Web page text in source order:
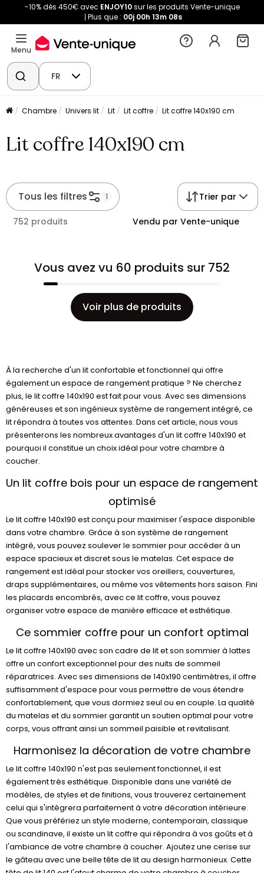
-10% dès 450€ avec ENJOY10sur les produits Vente-unique
Plus que : 00j 00h 13m 08s
Menu
FR
Chambre Univers lit Lit Lit coffre Lit coffre 140x190 cm
Lit coffre 140x190 cm
Tous les filtres 1 Trier par
752 produits Vendu par Vente-unique
Vous avez vu 60 produits sur 752
Voir plus de produits
À la recherche d'un lit confortable et fonctionnel qui offre
également un espace de rangement pratique ? Ne cherchez
plus, le lit coffre 140x190 est fait pour vous. Avec ses dimensions
généreuses et son ingénieux système de rangement intégré, ce
lit répondra à toutes vos attentes. Dans cet article, nous vous
présenterons les nombreux avantages d'un lit coffre 140x190 et
pourquoi il constitue un choix idéal pour votre chambre à
coucher.
Un lit coffre bois pour un espace de rangement
optimisé
Le lit coffre 140x190 est conçu pour maximiser l'espace disponible
dans votre chambre. Grâce à son système de rangement
intégré, vous pouvez soulever le sommier pour accéder à un
espace spacieux et discret sous le matelas. Cet espace de
rangement est idéal pour stocker vos oreillers, couvertures,
draps supplémentaires, ou même vos vêtements hors saison. Fini
les placards encombrés, avec ce lit coffre, vous pouvez
organiser votre espace de manière efficace et esthétique.
Ce sommier coffre pour un confort optimal
Le lit coffre 140x190 avec son cadre de lit et son sommier à lattes
offre un confort exceptionnel pour des nuits de sommeil
réparatrices. Avec ses dimensions de 140x190 centimètres, il offre
suffisamment d'espace pour vous permettre de vous étendre
confortablement, que vous dormiez seul ou en couple. La qualité
du matelas et du sommier garantit un soutien optimal pour votre
corps, vous offrant ainsi un sommeil paisible et revitalisant.
Harmonisez la décoration de votre chambre
Le lit coffre 140x190 n'est pas seulement fonctionnel, il est
également très esthétique. Disponible dans une variété de
modèles, de styles et de finitions, vous trouverez certainement
celui qui s'intègrera parfaitement à votre décoration intérieure.
Que vous préfériez un style moderne, contemporain, classique
ou scandinave, il existe un lit coffre qui répondra à vos goûts et à
l'ambiance de votre chambre à coucher. Ajoutez une cerise sur
le gâteau avec une belle tête de lit au design harmonieux. Cette